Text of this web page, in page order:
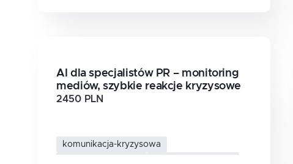
AI dla specjalistów PR – monitoring
mediów, szybkie reakcje kryzysowe
2450 PLN
komunikacja-kryzysowa